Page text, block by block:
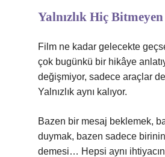
Yalnızlık Hiç
Film ne kadar gelecekte
çok bugünkü bir hikâye
değişmiyor, sadece araçlar
Yalnızlık aynı kalıyor.
Bazen bir mesaj beklemek,
duymak, bazen sadece birinin
demesi… Hepsi aynı